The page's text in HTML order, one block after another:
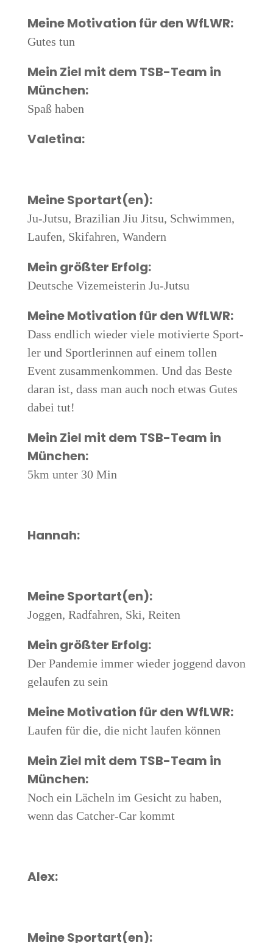
Mei­ne Moti­va­ti­on für den WfLWR:
Gutes tun
Mein Ziel mit dem TSB-Team in
München:
Spaß haben
Vale­ti­na:
Mei­ne Sportart(en):
Ju-Jutsu, Bra­zi­li­an Jiu Jitsu, Schwim­men,
Lau­fen, Ski­fah­ren, Wandern
Mein größ­ter Erfolg:
Deut­sche Vize­meis­te­rin Ju-Jutsu
Mei­ne Moti­va­ti­on für den WfLWR:
Dass end­lich wie­der vie­le moti­vier­te Sport­
ler und Sport­le­rin­nen auf einem tol­len
Event zusam­men­kom­men. Und das Bes­te
dar­an ist, dass man auch noch etwas Gutes
dabei tut!
Mein Ziel mit dem TSB-Team in
München:
5km unter 30 Min
Han­nah:
Mei­ne Sportart(en):
Jog­gen, Rad­fah­ren, Ski, Reiten
Mein größ­ter Erfolg:
Der Pan­de­mie immer wie­der jog­gend davon
gelau­fen zu sein
Mei­ne Moti­va­ti­on für den WfLWR:
Lau­fen für die, die nicht lau­fen können
Mein Ziel mit dem TSB-Team in
München:
Noch ein Lächeln im Gesicht zu haben,
wenn das Cat­cher-Car kommt
Alex:
Mei­ne Sportart(en):